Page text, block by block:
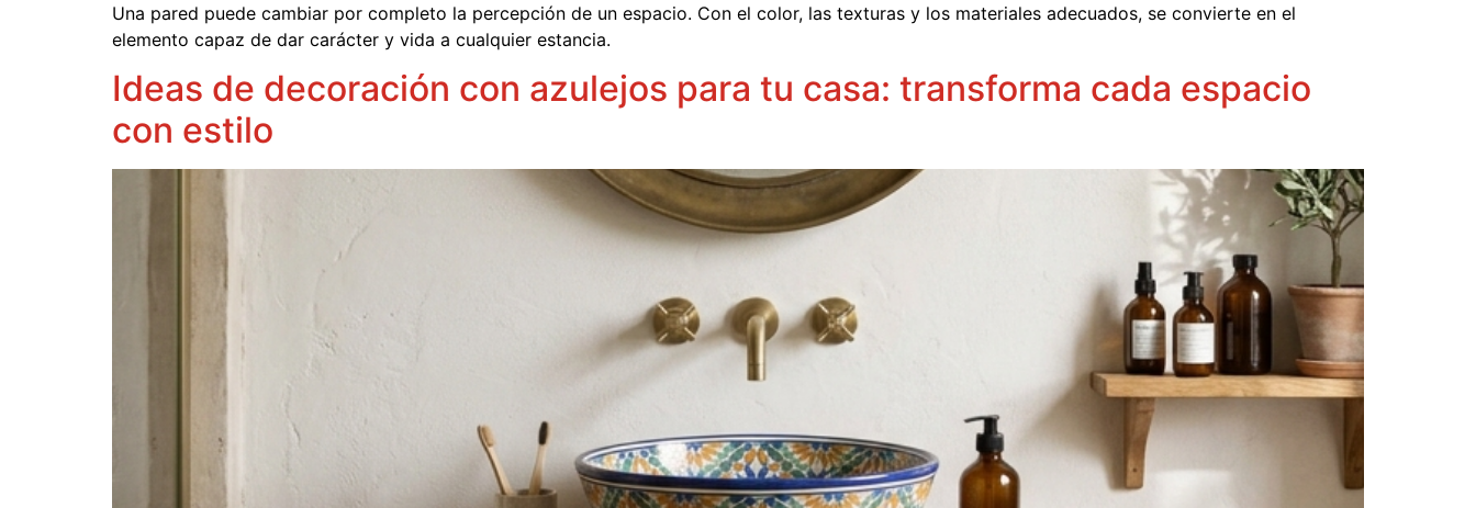
Una pared puede cambiar por completo la percepción de un espacio. Con el color, las texturas y los materiales adecuados, se convierte en el
elemento capaz de dar carácter y vida a cualquier estancia.
Ideas de decoración con azulejos para tu casa: transforma cada espacio
con estilo